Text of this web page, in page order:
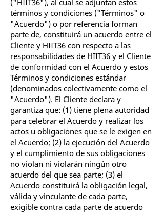
("HIIT36"), al cual se adjuntan estos
términos y condiciones ("Términos" o
"Acuerdo") o por referencia forman
parte de, constituirá un acuerdo entre el
Cliente y HIIT36 con respecto a las
responsabilidades de HIIT36 y el Cliente
de conformidad con el Acuerdo y estos
Términos y condiciones estándar
(denominados colectivamente como el
"Acuerdo"). El Cliente declara y
garantiza que: (1) tiene plena autoridad
para celebrar el Acuerdo y realizar los
actos u obligaciones que se le exigen en
el Acuerdo; (2) la ejecución del Acuerdo
y el cumplimiento de sus obligaciones
no violan ni violarán ningún otro
acuerdo del que sea parte; (3) el
Acuerdo constituirá la obligación legal,
válida y vinculante de cada parte,
exigible contra cada parte de acuerdo